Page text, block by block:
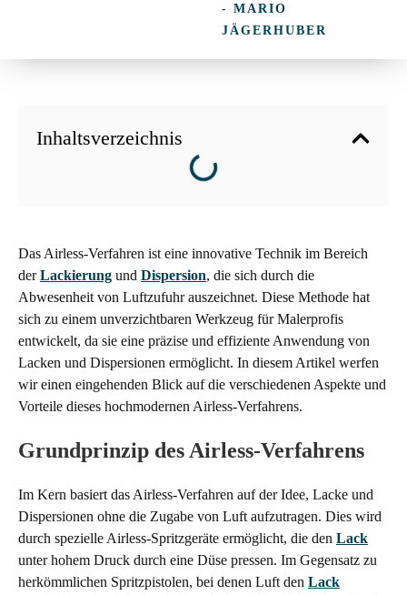
- MARIO
JÄGERHUBER
Inhaltsverzeichnis
Das Airless-Verfahren ist eine innovative Technik im Bereich
derLackierung und Dispersion, die sich durch die
Abwesenheit von Luftzufuhr auszeichnet. Diese Methode hat
sich zu einem unverzichtbaren Werkzeug für Malerprofis
entwickelt, da sie eine präzise und effiziente Anwendung von
Lacken und Dispersionen ermöglicht. In diesem Artikel werfen
wir einen eingehenden Blick auf die verschiedenen Aspekte und
Vorteile dieses hochmodernen Airless-Verfahrens.
Grundprinzip des Airless-Verfahrens
Im Kern basiert das Airless-Verfahren auf der Idee, Lacke und
Dispersionen ohne die Zugabe von Luft aufzutragen. Dies wird
durch spezielle Airless-Spritzgeräte ermöglicht, die den Lack
unter hohem Druck durch eine Düse pressen. Im Gegensatz zu
herkömmlichen Spritzpistolen, bei denen Luft den Lack